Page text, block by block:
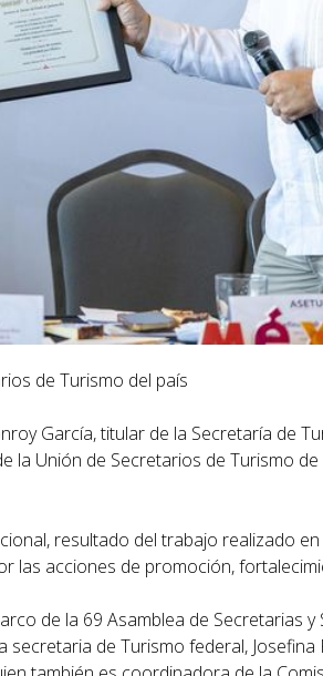
de Turismo del país
García, titular de la Secretaría de
Unión de Secretarios de Turismo
resultado del trabajo realizado
las acciones de promoción,
de la 69 Asamblea de Secretarias
de Turismo federal, Josefina